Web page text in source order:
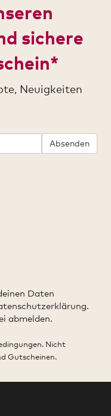
sichere
Neuigkeiten
Absenden
Daten
abmelden.
Nicht
Gutscheinen.